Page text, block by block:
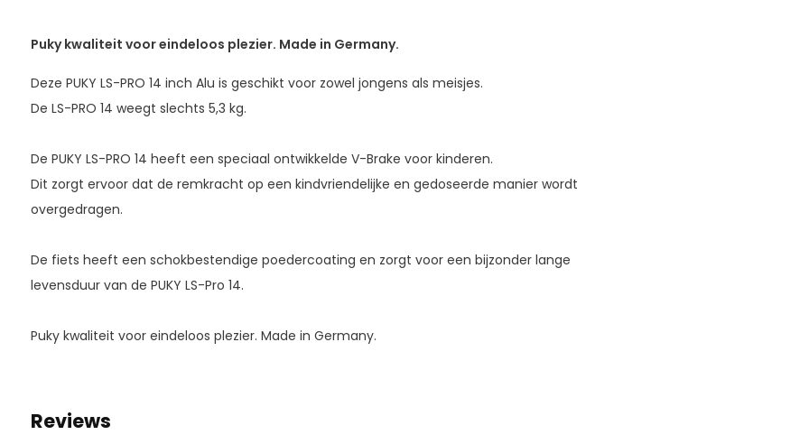
Puky kwaliteit voor eindeloos plezier. Made in Germany.
Deze PUKY LS-PRO 14 inch Alu is geschikt voor zowel jongens als meisjes.
De LS-PRO 14 weegt slechts 5,3 kg.
De PUKY LS-PRO 14 heeft een speciaal ontwikkelde V-Brake voor kinderen.
Dit zorgt ervoor dat de remkracht op een kindvriendelijke en gedoseerde manier wordt
overgedragen.
De fiets heeft een schokbestendige poedercoating en zorgt voor een bijzonder lange
levensduur van de PUKY LS-Pro 14.
Puky kwaliteit voor eindeloos plezier. Made in Germany.
Reviews